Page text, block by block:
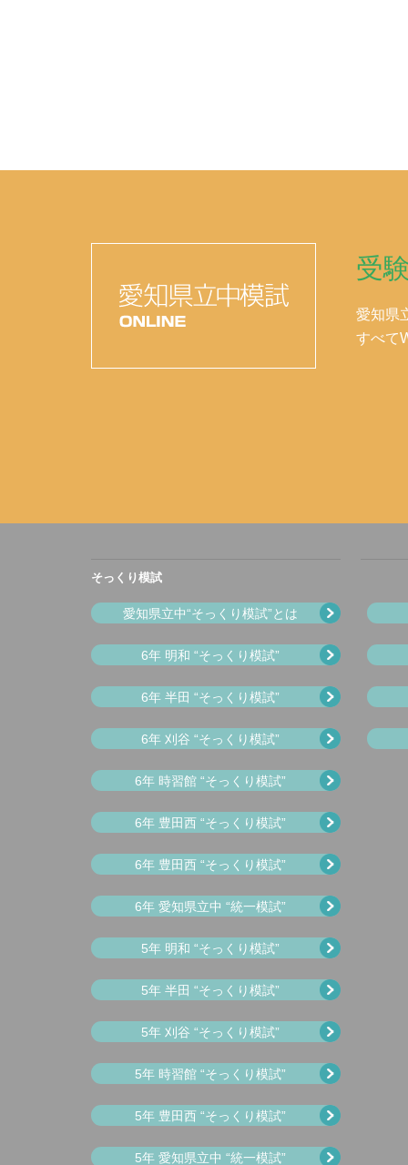
受
愛知県
すべて
そっくり模試
愛知県立中“そっくり模試”とは
6年 明和 “そっくり模試”
6年 半田 “そっくり模試”
6年 刈谷 “そっくり模試”
6年 時習館 “そっくり模試”
6年 豊田西 “そっくり模試”
6年 豊田西 “そっくり模試”
6年 愛知県立中 “統一模試”
5年 明和 “そっくり模試”
5年 半田 “そっくり模試”
5年 刈谷 “そっくり模試”
5年 時習館 “そっくり模試”
5年 豊田西 “そっくり模試”
5年 愛知県立中 “統一模試”